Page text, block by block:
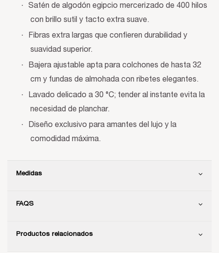
·
Satén de algodón egipcio mercerizado de 400 hilos
con brillo sutil y tacto extra suave.
·
Fibras extra largas que confieren durabilidad y
suavidad superior.
·
Bajera ajustable apta para colchones de hasta 32
cm y fundas de almohada con ribetes elegantes.
·
Lavado delicado a 30 °C; tender al instante evita la
necesidad de planchar.
·
Diseño exclusivo para amantes del lujo y la
comodidad máxima.
Medidas
FAQS
Productos relacionados